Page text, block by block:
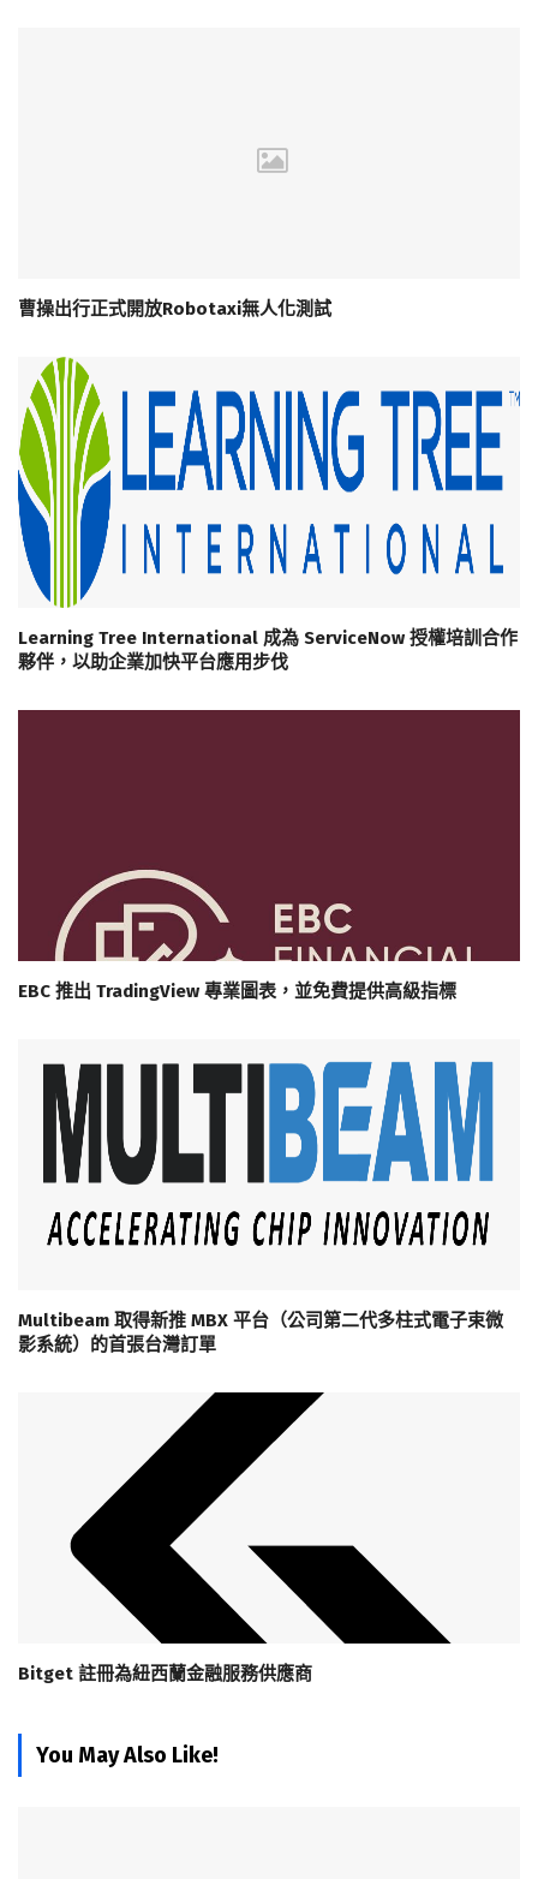
曹操出行正式開放Robotaxi無人化測試
Learning Tree International 成為 ServiceNow 授權培訓合作
夥伴，以助企業加快平台應用步伐
EBC 推出 TradingView 專業圖表，並免費提供高級指標
Multibeam 取得新推 MBX 平台（公司第二代多柱式電子束微
影系統）的首張台灣訂單
Bitget 註冊為紐西蘭金融服務供應商
You May Also Like!